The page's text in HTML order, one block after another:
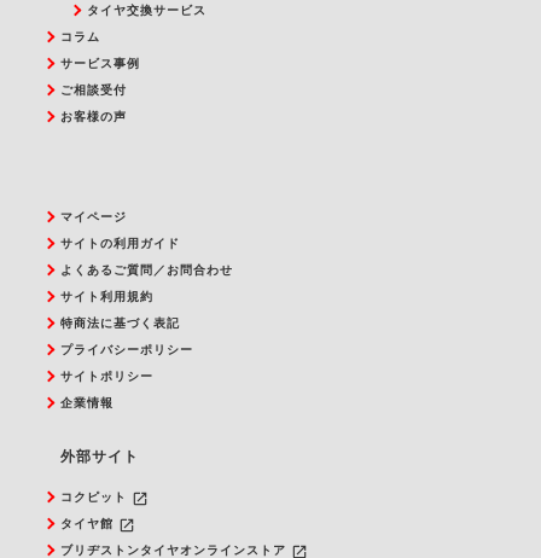
タイヤ交換サービス
コラム
サービス事例
ご相談受付
お客様の声
マイページ
サイトの利用ガイド
よくあるご質問／お問合わせ
サイト利用規約
特商法に基づく表記
プライバシーポリシー
サイトポリシー
企業情報
外部サイト
コクピット launch
タイヤ館 launch
ブリヂストンタイヤオンラインストア launch